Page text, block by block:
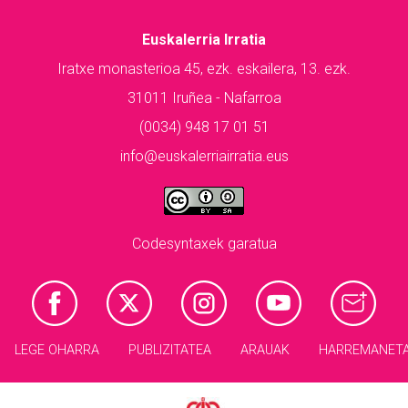
Euskalerria Irratia
Iratxe monasterioa 45, ezk. eskailera, 13. ezk.
31011 Iruñea - Nafarroa
(0034) 948 17 01 51
info@euskalerriairratia.eus
Codesyntaxek garatua
LEGE OHARRA PUBLIZITATEA ARAUAK